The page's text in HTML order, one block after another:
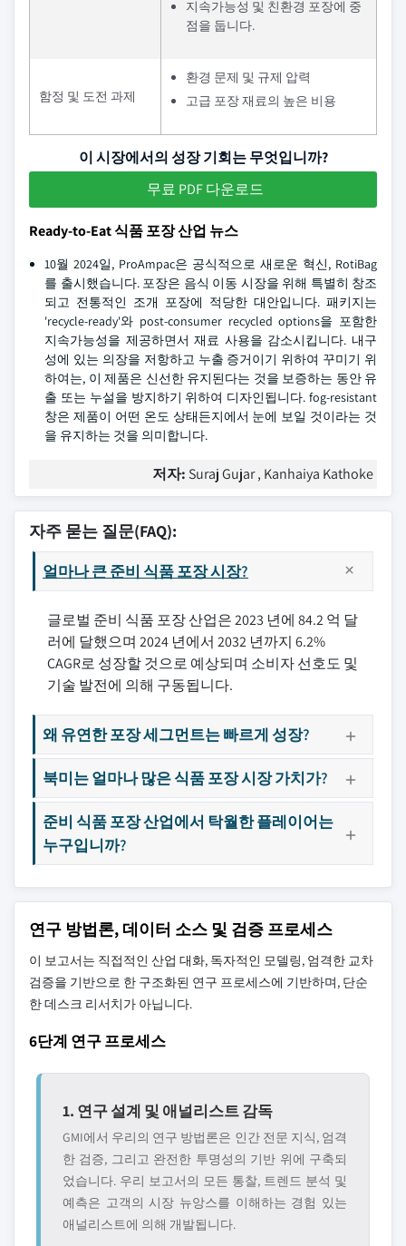
지속가능성 및 친환경 포장에 중
점을 둡니다.
함정 및 도전 과제
환경 문제 및 규제 압력
고급 포장 재료의 높은 비용
이 시장에서의 성장 기회는 무엇입니까?
무료 PDF 다운로드
Ready-to-Eat 식품 포장 산업 뉴스
10월 2024일, ProAmpac은 공식적으로 새로운 혁신, RotiBag
를 출시했습니다. 포장은 음식 이동 시장을 위해 특별히 창조
되고 전통적인 조개 포장에 적당한 대안입니다. 패키지는
'recycle-ready'와 post-consumer recycled options을 포함한
지속가능성을 제공하면서 재료 사용을 감소시킵니다. 내구
성에 있는 의장을 저항하고 누출 증거이기 위하여 꾸미기 위
하여는, 이 제품은 신선한 유지된다는 것을 보증하는 동안 유
출 또는 누설을 방지하기 위하여 디자인됩니다. fog-resistant
창은 제품이 어떤 온도 상태든지에서 눈에 보일 것이라는 것
을 유지하는 것을 의미합니다.
저자: Suraj Gujar , Kanhaiya Kathoke
자주 묻는 질문(FAQ):
얼마나 큰 준비 식품 포장 시장?
글로벌 준비 식품 포장 산업은 2023 년에 84.2 억 달
러에 달했으며 2024 년에서 2032 년까지 6.2%
CAGR로 성장할 것으로 예상되며 소비자 선호도 및
기술 발전에 의해 구동됩니다.
왜 유연한 포장 세그먼트는 빠르게 성장?
북미는 얼마나 많은 식품 포장 시장 가치가?
준비 식품 포장 산업에서 탁월한 플레이어는
누구입니까?
연구 방법론, 데이터 소스 및 검증 프로세스
이 보고서는 직접적인 산업 대화, 독자적인 모델링, 엄격한 교차
검증을 기반으로 한 구조화된 연구 프로세스에 기반하며, 단순
한 데스크 리서치가 아닙니다.
6단계 연구 프로세스
1. 연구 설계 및 애널리스트 감독
GMI에서 우리의 연구 방법론은 인간 전문 지식, 엄격
한 검증, 그리고 완전한 투명성의 기반 위에 구축되
었습니다. 우리 보고서의 모든 통찰, 트렌드 분석 및
예측은 고객의 시장 뉴앙스를 이해하는 경험 있는
애널리스트에 의해 개발됩니다.